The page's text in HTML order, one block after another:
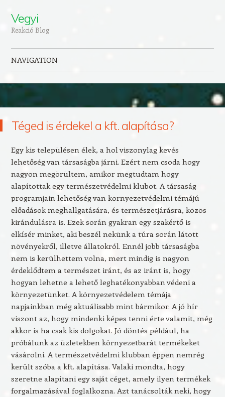
Vegyi
Reakció Blog
NAVIGATION
Téged is érdekel a kft. alapítása?
Egy kis településen élek, a hol viszonylag kevés
lehetőség van társaságba járni. Ezért nem csoda hogy
nagyon megörültem, amikor megtudtam hogy
alapítottak egy természetvédelmi klubot. A társaság
programjain lehetőség van környezetvédelmi témájú
előadások meghallgatására, és természetjárásra, közös
kirándulásra is. Ezek során gyakran egy szakértő is
elkísér minket, aki beszél nekünk a túra során látott
növényekről, illetve állatokról. Ennél jobb társaságba
nem is kerülhettem volna, mert mindig is nagyon
érdeklődtem a természet iránt, és az iránt is, hogy
hogyan lehetne a lehető leghatékonyabban védeni a
környezetünket. A környezetvédelem témája
napjainkban még aktuálisabb mint bármikor. A jó hír
viszont az, hogy mindenki képes tenni érte valamit, még
akkor is ha csak kis dolgokat. Jó döntés például, ha
próbálunk az üzletekben környezetbarát termékeket
vásárolni. A természetvédelmi klubban éppen nemrég
került szóba a kft. alapítása. Valaki mondta, hogy
szeretne alapítani egy saját céget, amely ilyen termékek
forgalmazásával foglalkozna. Azt tanácsolták neki, hogy